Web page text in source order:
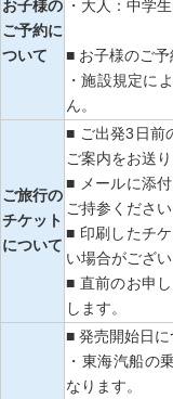
お子様の
ご予約に
ついて
・大人：中学
■ お子様のご
・施設規定に
ん。
ご旅行の
チケット
について
■ ご出発3日前
ご案内をお送り
■ メールに添
ご持参ください
■ 印刷したチ
い場合がござい
■ 直前のお申
します。
■ 発売開始日に
・東海汽船の
なります。